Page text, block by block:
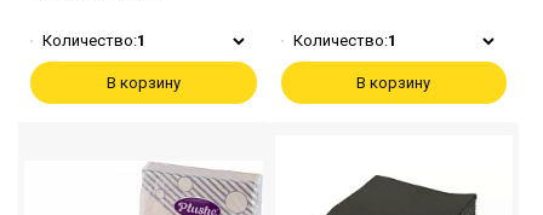
Количество:1
В корзину
Количество:1
В корзину